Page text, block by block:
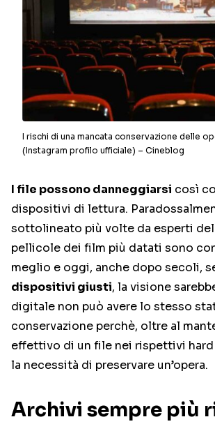
I rischi di una mancata conservazione delle
(Instagram profilo ufficiale) – Cineblog
I file possono danneggiarsi così
dispositivi di lettura.
sottolineato più volte da esperti
pellicole dei film più datati sono
meglio e oggi, anche dopo secoli,
dispositivi giusti, la visione
digitale non può avere lo stesso
conservazione perchè, oltre al
effettivo di un file nei rispettivi hard
la necessità di preservare un’opera.
Archivi sempre più